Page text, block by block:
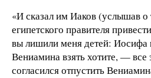
«И сказал им Иаков (услышав о
египетского правителя
вы лишили меня детей: Иосифа
Вениамина взять хотите, — все
согласился отпустить